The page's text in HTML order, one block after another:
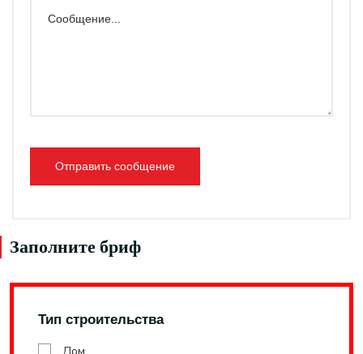
Отправить сообщение
Заполните бриф
Тип строительства